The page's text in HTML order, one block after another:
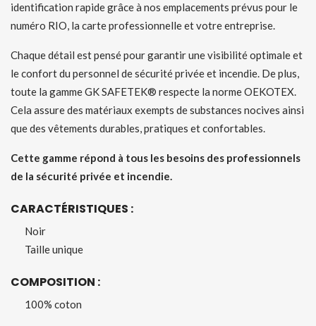
identification rapide grâce à nos emplacements prévus pour le
numéro RIO, la carte professionnelle et votre entreprise.
Chaque détail est pensé pour garantir une visibilité optimale et
le confort du personnel de sécurité privée et incendie. De plus,
toute la gamme GK SAFETEK® respecte la norme OEKOTEX.
Cela assure des matériaux exempts de substances nocives ainsi
que des vêtements durables, pratiques et confortables.
Cette gamme répond à tous les besoins des professionnels
de la sécurité privée et incendie.
CARACTÉRISTIQUES :
Noir
Taille unique
COMPOSITION :
100% coton